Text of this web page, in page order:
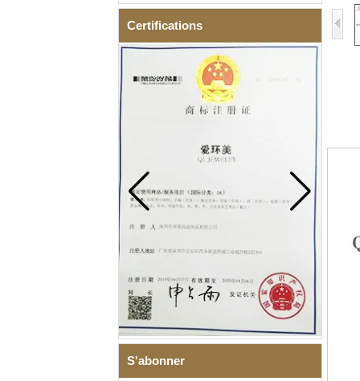
Certifications
S'abonner